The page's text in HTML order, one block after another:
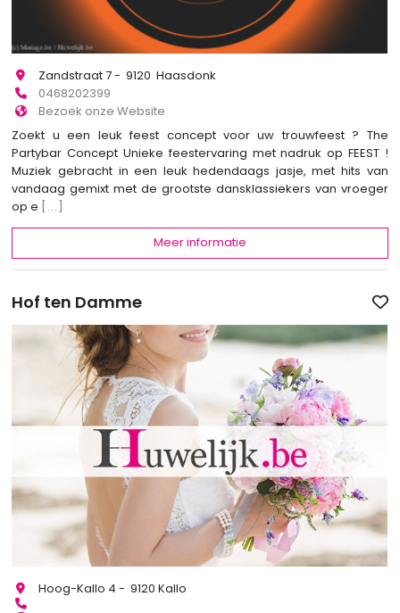
Zandstraat 7 - 9120 Haasdonk
0468202399
Bezoek onze Website
Zoekt u een leuk feest concept voor uw trouwfeest ? The
Partybar Concept Unieke feestervaring met nadruk op FEEST !
Muziek gebracht in een leuk hedendaags jasje, met hits van
vandaag gemixt met de grootste dansklassiekers van vroeger
op e [...]
Meer informatie
Hof ten Damme
Hoog-Kallo 4 - 9120 Kallo